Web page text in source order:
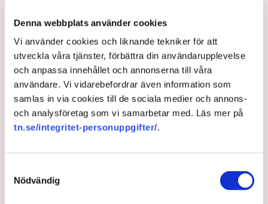
Denna webbplats använder cookies
Vi använder cookies och liknande tekniker för att
utveckla våra tjänster, förbättra din användarupplevelse
och anpassa innehållet och annonserna till våra
användare. Vi vidarebefordrar även information som
samlas in via cookies till de sociala medier och annons-
och analysföretag som vi samarbetar med. Läs mer på
tn.se/integritet-personuppgifter/.
Nödvändig
förskräckelse för tusentals villahushåll, säger Jonathan
Riksförbund.
– Nu harmoniserar vi mål och ambitioner, vilket är bra, men för
den skull måste vi vakta på att Sverige i flera fall har
förutsättningar och förhållanden som är unika för oss.
4. Hon blev av med jobbet fastän hon inte
körde berusad
Som en del av sitt ambulansjobb gjorde Linn Gustafsson ett
alkohol. Problemet var bara att testet gav skyhöga resultat